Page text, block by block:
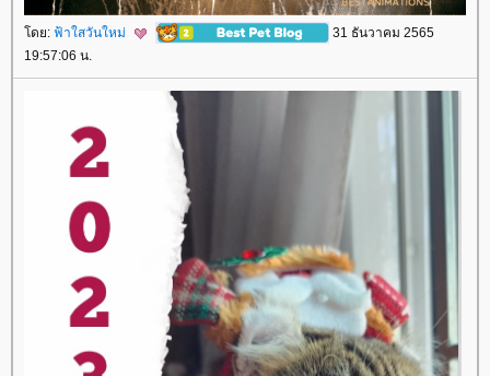
ดย: ฟ้าใสวันใหม่
31 ธันวาคม 2565
19:57:06 น.